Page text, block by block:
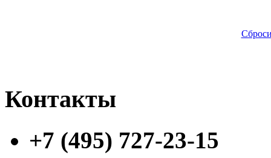
Контакты
+7 (495) 727-23-15